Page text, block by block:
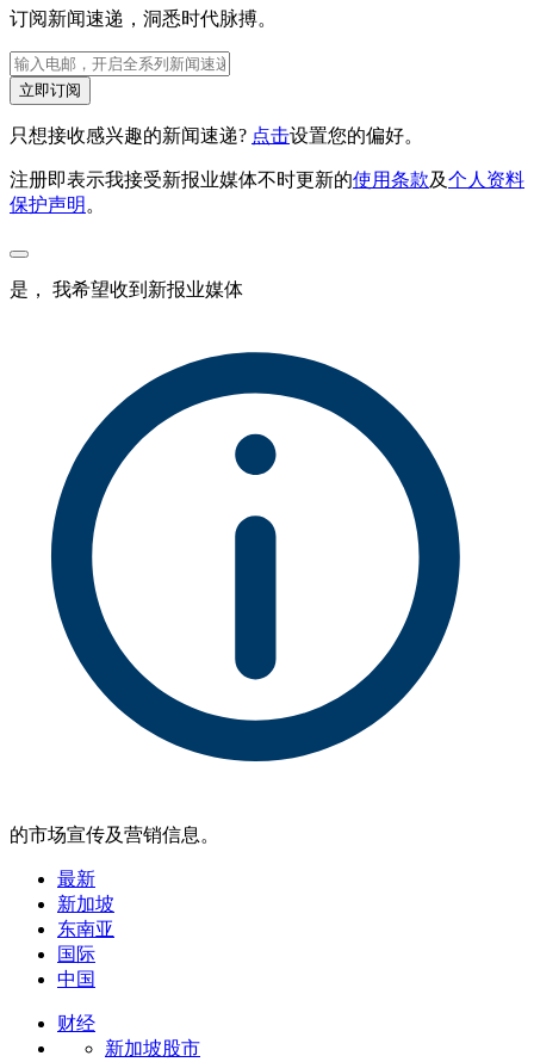
订阅新闻速递，洞悉时代脉搏。
立即订阅
只想接收感兴趣的新闻速递? 点击设置您的偏好。
注册即表示我接受新报业媒体不时更新的使用条款及个人资料
保护声明 。
是， 我希望收到新报业媒体
的市场宣传及营销信息。
最新
新加坡
东南亚
国际
中国
财经
新加坡股市